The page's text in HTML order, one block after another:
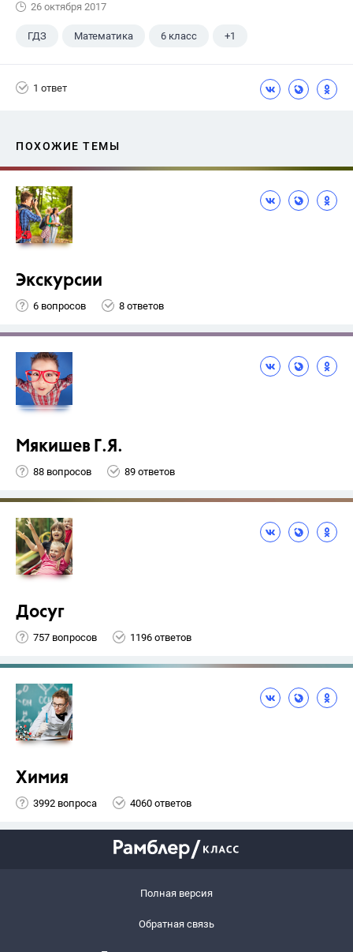
26 октября 2017
ГДЗ Математика 6 класс +1
1 ответ
ПОХОЖИЕ ТЕМЫ
Экскурсии
6 вопросов 8 ответов
Мякишев Г.Я.
88 вопросов 89 ответов
Досуг
757 вопросов 1196 ответов
Химия
3992 вопроса 4060 ответов
Полная версия
Обратная связь